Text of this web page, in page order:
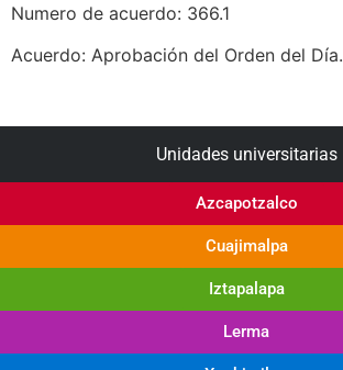
Numero de acuerdo: 366.1
Acuerdo: Aprobación del Orden del Día.
Unidades universitarias
Azcapotzalco
Cuajimalpa
Iztapalapa
Lerma